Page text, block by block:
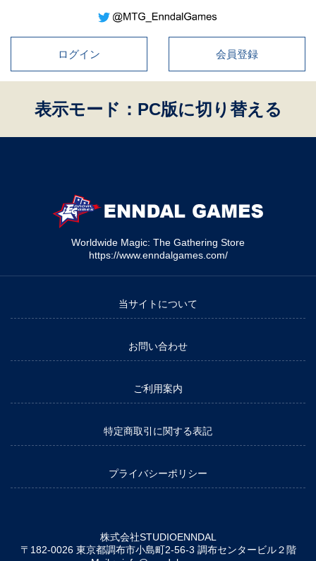
ログイン 会員登録
表示モード：PC版に切り替える
Worldwide Magic: The Gathering Store
https://www.enndalgames.com/
当サイトについて
お問い合わせ
ご利用案内
特定商取引に関する表記
プライバシーポリシー
株式会社STUDIOENNDAL
〒182-0026 東京都調布市小島町2-56-3 調布センタービル２階